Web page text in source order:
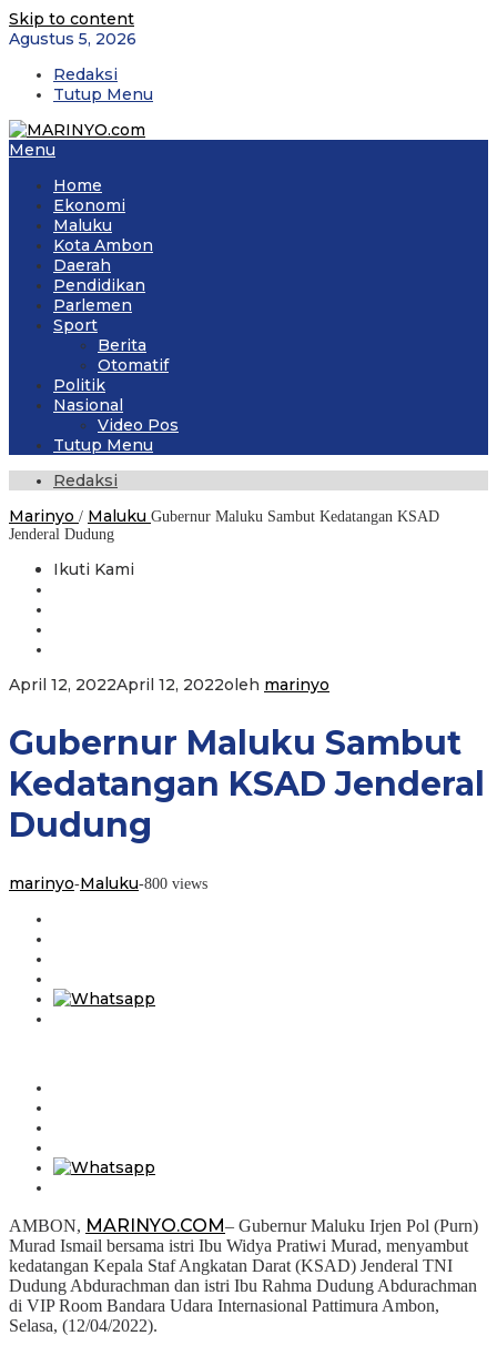
Skip to content
Agustus 5, 2026
Redaksi
Tutup Menu
Menu
Home
Ekonomi
Maluku
Kota Ambon
Daerah
Pendidikan
Parlemen
Sport
Berita
Otomatif
Politik
Nasional
Video Pos
Tutup Menu
Redaksi
Marinyo / Maluku Gubernur Maluku Sambut Kedatangan KSAD
Jenderal Dudung
Ikuti Kami
April 12, 2022April 12, 2022oleh marinyo
Gubernur Maluku Sambut
Kedatangan KSAD Jenderal
Dudung
marinyo-Maluku-800 views
AMBON, MARINYO.COM– Gubernur Maluku Irjen Pol (Purn)
Murad Ismail bersama istri Ibu Widya Pratiwi Murad, menyambut
kedatangan Kepala Staf Angkatan Darat (KSAD) Jenderal TNI
Dudung Abdurachman dan istri Ibu Rahma Dudung Abdurachman
di VIP Room Bandara Udara Internasional Pattimura Ambon,
Selasa, (12/04/2022).